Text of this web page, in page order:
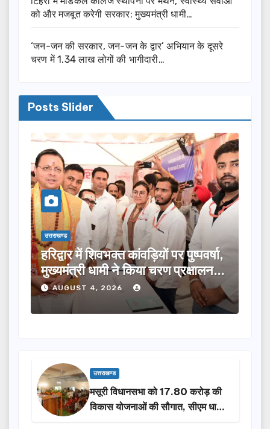
को और मजबूत करेगी सरकार: मुख्यमंत्री धामी…
‘जन-जन की सरकार, जन-जन के द्वार’ अभियान के दूसरे
चरण में 1.34 लाख लोगों की भागीदारी…
Posts Slider
उत्तराखण्ड
हरिद्वार में शिवभक्त कांवड़ियों पर पुष्पवर्षा,
मुख्यमंत्री धामी ने किया चरण प्रक्षालन…
AUGUST 4, 2026
मुख्यमंत्री
लिए ₹5
उत्तराखण्ड
मसूरी विधानसभा को 17.80 करोड़ की
विकास योजनाओं की सौगात, सीएम धामी
ने किया लोकार्पण-शिलान्यास.